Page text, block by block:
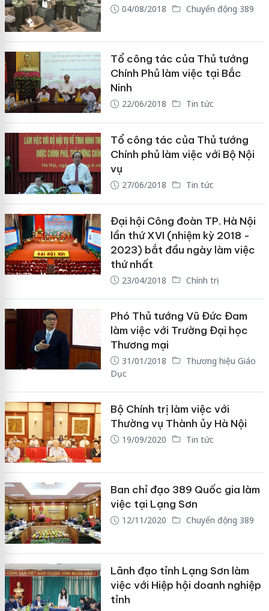
04/08/2018 Chuyển động 389
Tổ công tác của Thủ tướng
Chính Phủ làm việc tại Bắc
Ninh
22/06/2018 Tin tức
Tổ công tác của Thủ tướng
Chính phủ làm việc với Bộ Nội
vụ
27/06/2018 Tin tức
Đại hội Công đoàn TP. Hà Nội
lần thứ XVI (nhiệm kỳ 2018 -
2023) bắt đầu ngày làm việc
thứ nhất
23/04/2018 Chính trị
Phó Thủ tướng Vũ Đức Đam
làm việc với Trường Đại học
Thương mại
31/01/2018
Thương hiệu Giáo
Dục
Bộ Chính trị làm việc với
Thường vụ Thành ủy Hà Nội
19/09/2020 Tin tức
Ban chỉ đạo 389 Quốc gia làm
việc tại Lạng Sơn
12/11/2020 Chuyển động 389
Lãnh đạo tỉnh Lạng Sơn làm
việc với Hiệp hội doanh nghiệp
tỉnh